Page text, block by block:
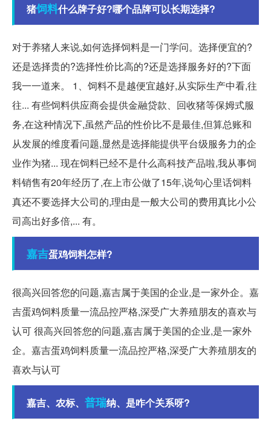
猪饲料什么牌子好?哪个品牌可以长期选择?
对于养猪人来说,如何选择饲料是一门学问。选择便宜的?
还是选择贵的?选择性价比高的?还是选择服务好的?下面
我一一道来。 1、饲料不是越便宜越好,从实际生产中看,往
往... 有些饲料供应商会提供金融贷款、回收猪等保姆式服
务,在这种情况下,虽然产品的性价比不是最佳,但算总账和
从发展的维度看问题,显然是选择能提供平台级服务力的企
业作为猪... 现在饲料已经不是什么高科技产品啦,我从事饲
料销售有20年经历了,在上市公做了15年,说句心里话饲料
真还不要选择大公司的,理由是一般大公司的费用真比小公
司高出好多倍,... 有。
嘉吉蛋鸡饲料怎样?
很高兴回答您的问题,嘉吉属于美国的企业,是一家外企。嘉
吉蛋鸡饲料质量一流品控严格,深受广大养殖朋友的喜欢与
认可 很高兴回答您的问题,嘉吉属于美国的企业,是一家外
企。嘉吉蛋鸡饲料质量一流品控严格,深受广大养殖朋友的
喜欢与认可
嘉吉、农标、 普瑞纳、是咋个关系呀?